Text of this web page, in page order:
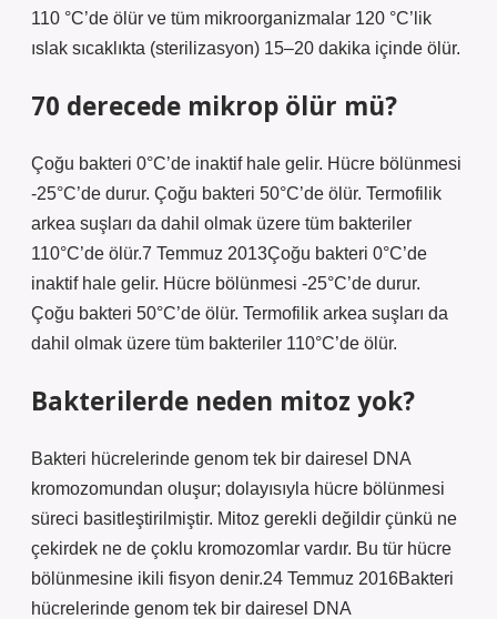
110 °C’de ölür ve tüm mikroorganizmalar 120 °C’lik
ıslak sıcaklıkta (sterilizasyon) 15–20 dakika içinde ölür.
70 derecede mikrop ölür mü?
Çoğu bakteri 0°C’de inaktif hale gelir. Hücre bölünmesi
-25°C’de durur. Çoğu bakteri 50°C’de ölür. Termofilik
arkea suşları da dahil olmak üzere tüm bakteriler
110°C’de ölür.7 Temmuz 2013Çoğu bakteri 0°C’de
inaktif hale gelir. Hücre bölünmesi -25°C’de durur.
Çoğu bakteri 50°C’de ölür. Termofilik arkea suşları da
dahil olmak üzere tüm bakteriler 110°C’de ölür.
Bakterilerde neden mitoz yok?
Bakteri hücrelerinde genom tek bir dairesel DNA
kromozomundan oluşur; dolayısıyla hücre bölünmesi
süreci basitleştirilmiştir. Mitoz gerekli değildir çünkü ne
çekirdek ne de çoklu kromozomlar vardır. Bu tür hücre
bölünmesine ikili fisyon denir.24 Temmuz 2016Bakteri
hücrelerinde genom tek bir dairesel DNA